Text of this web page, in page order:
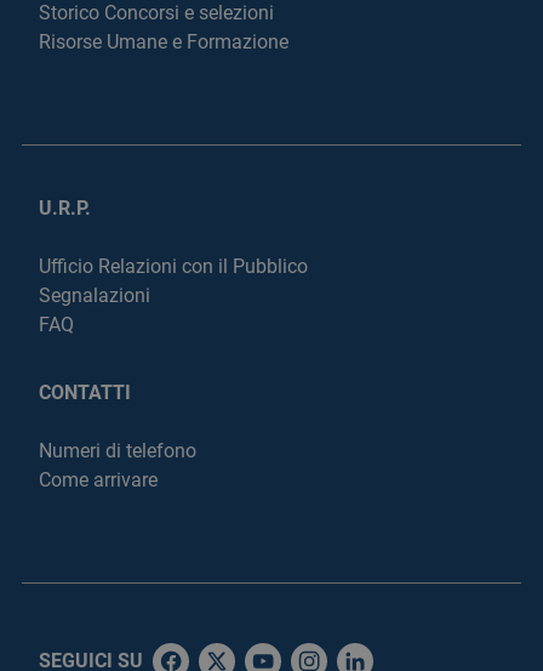
Storico Concorsi e selezioni
Risorse Umane e Formazione
U.R.P.
Ufficio Relazioni con il Pubblico
Segnalazioni
FAQ
CONTATTI
Numeri di telefono
Come arrivare
SEGUICI SU